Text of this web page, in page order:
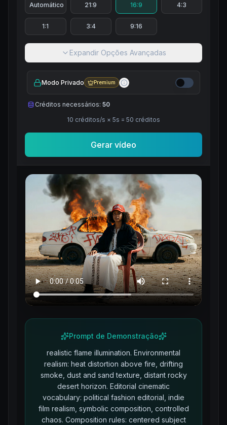
Automático 21:9 16:9 4:3
1:1 3:4 9:16
Expandir Opções Avançadas
Modo Privado Premium
Créditos necessários: 50
10 créditos/s × 5s = 50 créditos
Gerar vídeo
Prompt de Demonstração
realistic flame illumination. Environmental
realism: heat distortion above fire, drifting
smoke, dust and sand texture, distant rocky
desert horizon. Editorial cinematic
vocabulary: political fashion editorial, indie
film realism, symbolic composition, controlled
chaos. Composition rules: centered subject